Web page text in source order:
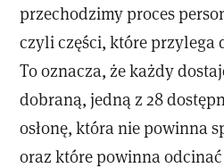
przechodzimy proces
czyli części, które przylega
To oznacza, że każdy
dobraną, jedną z 28
osłonę, która nie powinna
oraz które powinna